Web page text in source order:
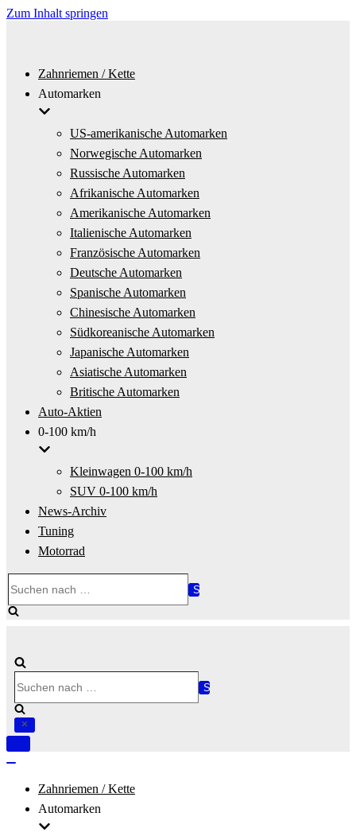
Zum Inhalt springen
Zahnriemen / Kette
Automarken
US-amerikanische Automarken
Norwegische Automarken
Russische Automarken
Afrikanische Automarken
Amerikanische Automarken
Italienische Automarken
Französische Automarken
Deutsche Automarken
Spanische Automarken
Chinesische Automarken
Südkoreanische Automarken
Japanische Automarken
Asiatische Automarken
Britische Automarken
Auto-Aktien
0-100 km/h
Kleinwagen 0-100 km/h
SUV 0-100 km/h
News-Archiv
Tuning
Motorrad
nach …
nach …
Navigation
Zahnriemen / Kette
Automarken